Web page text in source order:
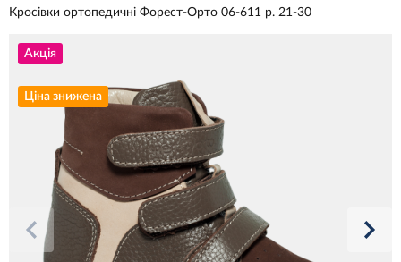
Кросівки ортопедичні Форест-Орто 06-611 р. 21-30
Акція
Ціна знижена